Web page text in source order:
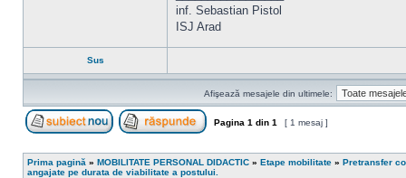
inf. Sebastian Pistol
ISJ Arad
Sus
Afişează mesajele din ultimele:
Pagina 1 din 1 [ 1 mesaj ]
Prima pagină » MOBILITATE PERSONAL DIDACTIC » Etape mobilitate » Pretransfer
angajate pe durata de viabilitate a postului.